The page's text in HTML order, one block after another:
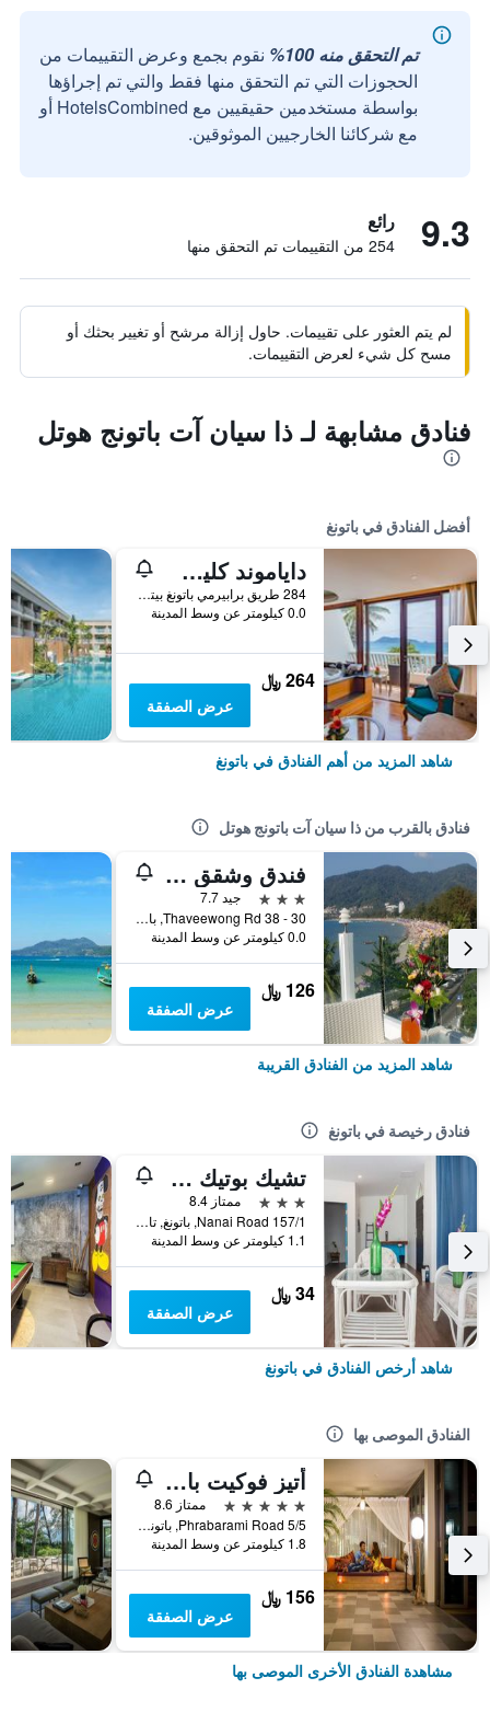
تم التحقق منه 100%
نقوم بجمع وعرض التقييمات من
الحجوزات التي تم التحقق منها فقط والتي تم إجراؤها
بواسطة مستخدمين حقيقيين مع HotelsCombined أو
مع شركائنا الخارجيين الموثوقين.
9.3 رائع
254 من التقييمات تم التحقق منها
لم يتم العثور على تقييمات. حاول إزالة مرشح أو تغيير بحثك أو
مسح كل شيء لعرض التقييمات.
فنادق مشابهة لـ ذا سيان آت باتونج هوتل
أفضل الفنادق في باتونغ
داياموند كليف ريزورت آند سبا، باتونج بيتش
284 طريق برابيرمي باتونغ بيتش, باتونغ, تايلاند
0.0 كيلومتر عن وسط المدينة
264 ﷼
عرض الصفقة
شاهد المزيد من أهم الفنادق في باتونغ
فنادق بالقرب من ذا سيان آت باتونج هوتل
فندق وشقق ذا فرونت
3 نجوم
جيد 7.7
30 - 38 Thaveewong Rd, باتونغ, تايلاند
0.0 كيلومتر عن وسط المدينة
126 ﷼
عرض الصفقة
شاهد المزيد من الفنادق القريبة
فنادق رخيصة في باتونغ
تشيك بوتيك هوتل باتونج
3 نجوم
ممتاز 8.4
157/1 Nanai Road, باتونغ, تايلاند
1.1 كيلومتر عن وسط المدينة
34 ﷼
عرض الصفقة
شاهد أرخص الفنادق في باتونغ
الفنادق الموصى بها
أتيز فوكيت باتونج
5 نجوم
ممتاز 8.6
5/5 Phrabarami Road, باتونغ, تايلاند
1.8 كيلومتر عن وسط المدينة
156 ﷼
عرض الصفقة
مشاهدة الفنادق الأخرى الموصى بها